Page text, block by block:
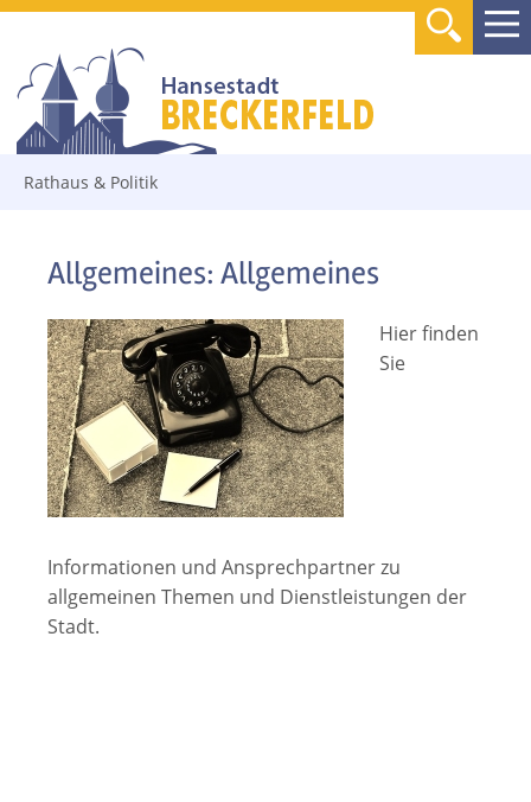
Rathaus & Politik
Allgemeines: Allgemeines
Hier finden
Sie
Informationen und Ansprechpartner zu
allgemeinen Themen und Dienstleistungen der
Stadt.